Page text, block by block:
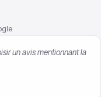
un avis mentionnant la